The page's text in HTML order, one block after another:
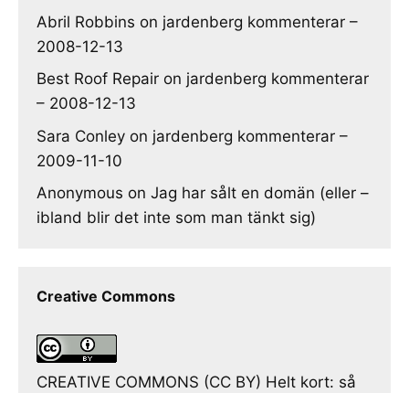
Abril Robbins on jardenberg kommenterar –
2008-12-13
Best Roof Repair on jardenberg kommenterar
– 2008-12-13
Sara Conley on jardenberg kommenterar –
2009-11-10
Anonymous on Jag har sålt en domän (eller –
ibland blir det inte som man tänkt sig)
Creative Commons
CREATIVE COMMONS (CC BY) Helt kort: så